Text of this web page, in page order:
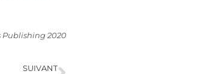
Publishing 2020
SUIVANT